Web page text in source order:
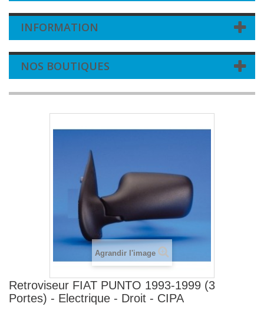
INFORMATION
NOS BOUTIQUES
Agrandir l'image
Retroviseur FIAT PUNTO 1993-1999 (3
Portes) - Electrique - Droit - CIPA